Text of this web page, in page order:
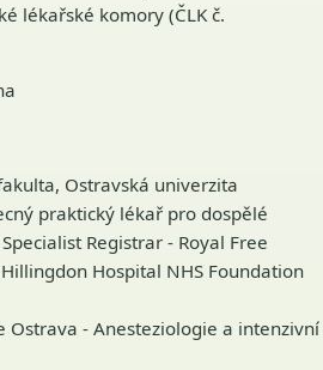
lékařské komory (ČLK č.
Ostravská univerzita
praktický lékař pro dospělé
Registrar - Royal Free
Hospital NHS Foundation
Ostrava - Anesteziologie a intenzivní